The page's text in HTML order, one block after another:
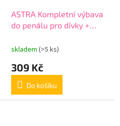
ASTRA Kompletní výbava
do penálu pro dívky +
skladem (>5 ks)
309 Kč
Do košíku